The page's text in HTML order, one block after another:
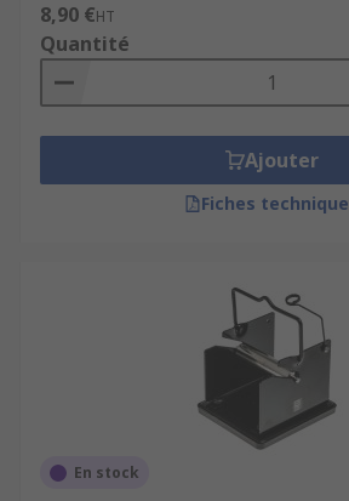
8,90 €HT
Quantité
Ajouter
Fiches
En stock